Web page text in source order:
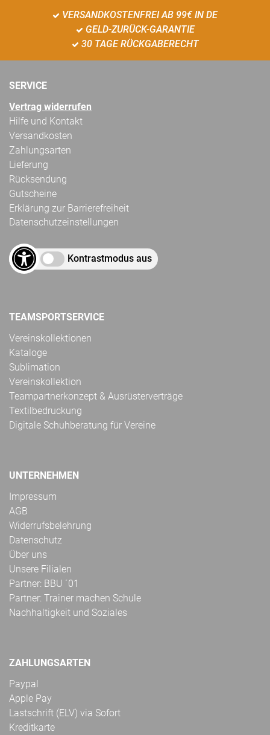
VERSANDKOSTENFREI AB 99€ IN DE
GELD-ZURÜCK-GARANTIE
30 TAGE RÜCKGABERECHT
SERVICE
Vertrag widerrufen
Hilfe und Kontakt
Versandkosten
Zahlungsarten
Lieferung
Rücksendung
Gutscheine
Erklärung zur Barrierefreiheit
Datenschutzeinstellungen
Kontrastmodus aus
TEAMSPORTSERVICE
Vereinskollektionen
Kataloge
Sublimation
Vereinskollektion
Teampartnerkonzept & Ausrüsterverträge
Textilbedruckung
Digitale Schuhberatung für Vereine
UNTERNEHMEN
Impressum
AGB
Widerrufsbelehrung
Datenschutz
Über uns
Unsere Filialen
Partner: BBU ´01
Partner: Trainer machen Schule
Nachhaltigkeit und Soziales
ZAHLUNGSARTEN
Paypal
Apple Pay
Lastschrift (ELV) via Sofort
Kreditkarte